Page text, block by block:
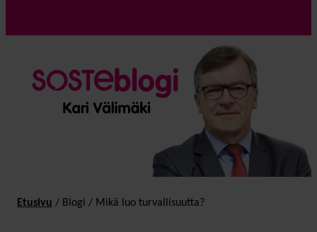
Etusivu / Blogi / Mikä luo turvallisuutta?